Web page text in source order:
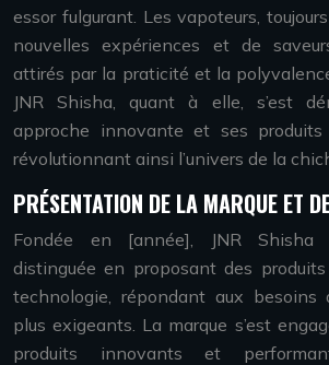
essor fulgurant. Les vapoteurs,
nouvelles expériences et de
attirés par la praticité et la
JNR Shisha, quant à elle, s’est
approche innovante et ses
révolutionnant ainsi l’univers de la
PRÉSENTATION DE LA MARQUE ET
Fondée en [année], JNR Shisha
distinguée en proposant des
technologie, répondant aux besoins
plus exigeants. La marque s’est
produits innovants et